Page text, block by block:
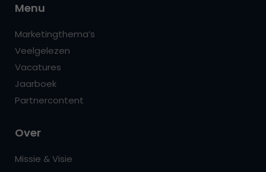
Menu
Marketingthema’s
Veelgelezen
Vacatures
Jaarboek
Partnercontent
Over
Missie & Visie